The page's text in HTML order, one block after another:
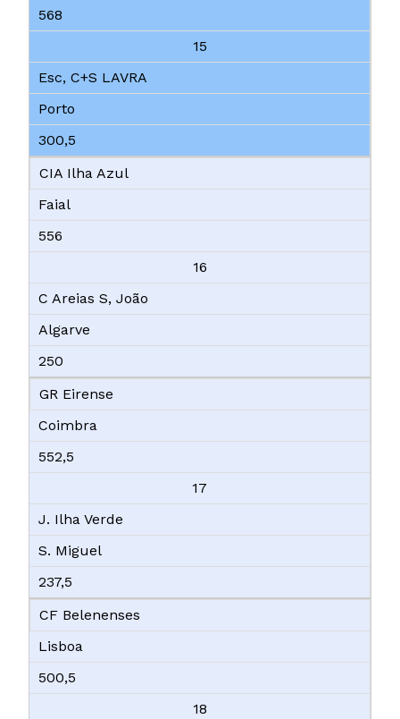
568
15
Esc, C+S LAVRA
Porto
300,5
CIA Ilha Azul
Faial
556
16
C Areias S, João
Algarve
250
GR Eirense
Coimbra
552,5
17
J. Ilha Verde
S. Miguel
237,5
CF Belenenses
Lisboa
500,5
18